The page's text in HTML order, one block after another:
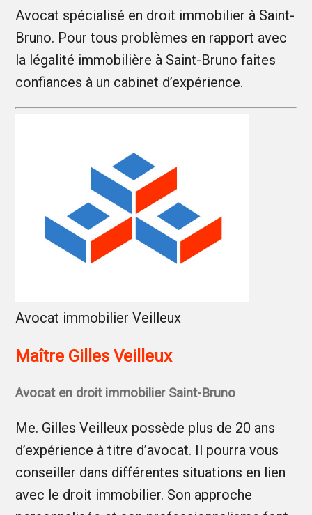
Avocat spécialisé en droit immobilier à Saint-
Bruno. Pour tous problèmes en rapport avec
la légalité immobilière à Saint-Bruno faites
confiances à un cabinet d’expérience.
Avocat immobilier Veilleux
Maître Gilles Veilleux
Avocat en droit immobilier Saint-Bruno
Me. Gilles Veilleux possède plus de 20 ans
d’expérience à titre d’avocat. Il pourra vous
conseiller dans différentes situations en lien
avec le droit immobilier. Son approche